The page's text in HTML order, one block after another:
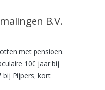
B.V.
met pensioen.
100 jaar bij
bij Pijpers, kort